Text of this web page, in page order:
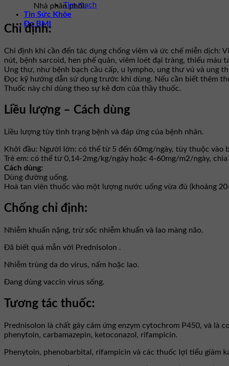
Tim mạch
Tin Sức Khỏe
Đo BMI
Nhà phân phối:
Chỉ định:
Chỉ định khi cần đến tác dụng chống viêm và ức chế miễn dịch:
nút, bệnh sarcoid, hen phế quản, viêm loét đại tràng, thiếu máu
Ung thư, như bệnh bạch cầu cấp, u lympho, ung thư vú và ung
Đọc kỹ hướng dẫn sử dụng trước khi dùng. Nếu cần biết thêm
Thuốc này chỉ dùng theo sự kê đơn của thầy thuốc.
Liều lượng – Cách dùng
Liều lượng tùy tình trạng bệnh và đáp ứng của bệnh nhân.
Khởi đầu: Người lớn: có thể từ 5 đến 60mg/ngày, tùy thuộc vào
Trẻ em: có thể từ 0,14-2mg/kg/ngày hoặc 4-60mg/m2/ngày, chia
Cách dùng:
Dùng đường uống.
Hoà tan viên thuốc vào một lượng nước uống vừa đủ (khoảng
Chống chỉ định:
Nhiễm khuẩn nặng, trừ sốc nhiễm khuẩn và lao màng não.
Đã biết quá mẫn với Prednisolon .
Nhiễm trùng da do virus, nấm hoặc lao.
Đang dùng vaccin virus sống.
Tương tác thuốc:
Prednisolon là chất gây cảm ứng enzym cytochrom P450, và là
phenytoin, carbamazepin, ketoconazol, rifampicin.
Phenytoin, phenobarbital, rifampicin và các thuốc lợi tiểu giảm